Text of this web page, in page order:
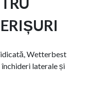
Wetterbest
laterale și